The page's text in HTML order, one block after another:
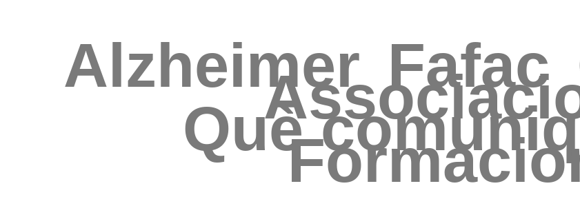
Alzheimer Fafac
Què